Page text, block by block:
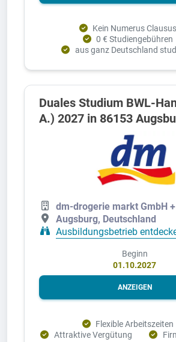
Kein Numerus Clausus
0 € Studiengebühren
aus ganz Deutschland
Duales Studium BWL-
A.) 2027 in 86153
dm-drogerie markt GmbH +
Augsburg, Deutschland
Ausbildungsbetrieb
Beginn
01.10.2027
ANZEIGEN
Flexible Arbeitszeiten
Attraktive Vergütung